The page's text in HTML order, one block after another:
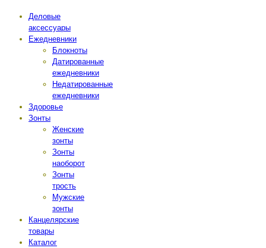
Деловые
аксессуары
Ежедневники
Блокноты
Датированные
ежедневники
Недатированные
ежедневники
Здоровье
Зонты
Женские
зонты
Зонты
наоборот
Зонты
трость
Мужские
зонты
Канцелярские
товары
Каталог